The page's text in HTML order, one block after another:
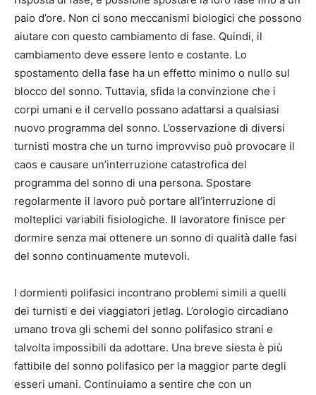
paio d’ore. Non ci sono meccanismi biologici che possono
aiutare con questo cambiamento di fase. Quindi, il
cambiamento deve essere lento e costante. Lo
spostamento della fase ha un effetto minimo o nullo sul
blocco del sonno. Tuttavia, sfida la convinzione che i
corpi umani e il cervello possano adattarsi a qualsiasi
nuovo programma del sonno. L’osservazione di diversi
turnisti mostra che un turno improvviso può provocare il
caos e causare un’interruzione catastrofica del
programma del sonno di una persona. Spostare
regolarmente il lavoro può portare all’interruzione di
molteplici variabili fisiologiche. Il lavoratore finisce per
dormire senza mai ottenere un sonno di qualità dalle fasi
del sonno continuamente mutevoli.
I dormienti polifasici incontrano problemi simili a quelli
dei turnisti e dei viaggiatori jetlag. L’orologio circadiano
umano trova gli schemi del sonno polifasico strani e
talvolta impossibili da adottare. Una breve siesta è più
fattibile del sonno polifasico per la maggior parte degli
esseri umani. Continuiamo a sentire che con un